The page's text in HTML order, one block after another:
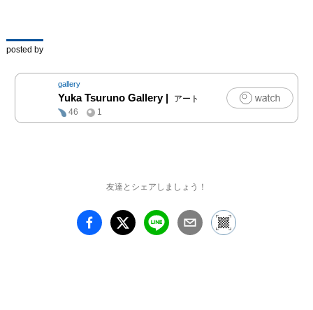
mamoru、松川朋奈、流
麻二果、新田友美、大﨑
のぶゆき、ホセ・パル
ラ、志村信裕、炭田紗
季、田村友一郎、山谷佑
介、安田悠
The orange ribbon is a
symbol of Child Abuse
posted by
gallery
Yuka Tsuruno Gallery|
アート
46
1
友達とシェアしましょう！